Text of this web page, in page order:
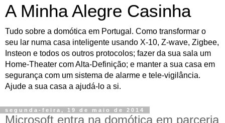
A Minha Alegre Casinha
Tudo sobre a domótica em Portugal. Como transformar o
seu lar numa casa inteligente usando X-10, Z-wave, Zigbee,
Insteon e todos os outros protocolos; fazer da sua sala um
Home-Theater com Alta-Definição; e manter a sua casa em
segurança com um sistema de alarme e tele-vigilância.
Ajude a sua casa a ajudá-lo a si.
segunda-feira, 19 de maio de 2014
Microsoft entra na domótica em parceria